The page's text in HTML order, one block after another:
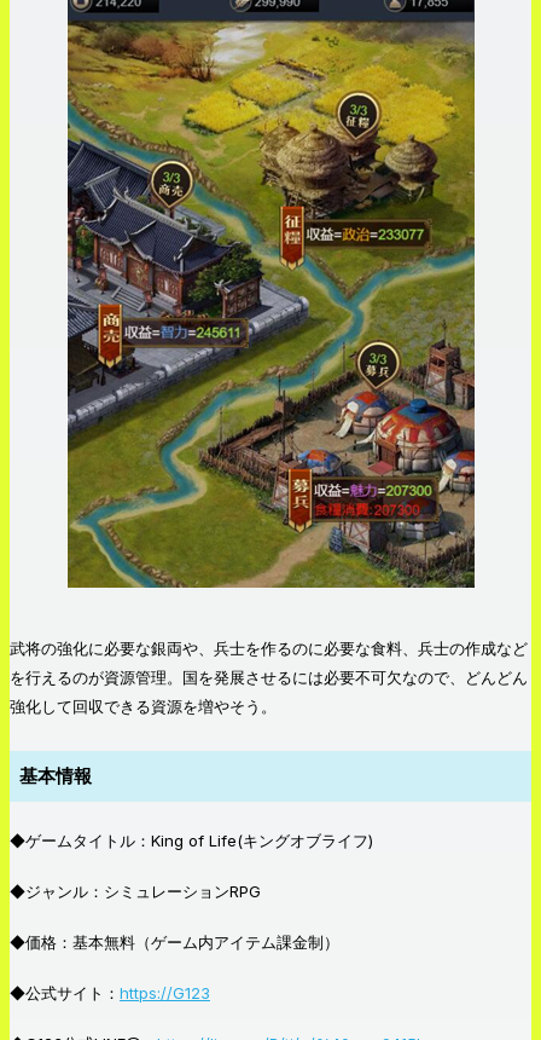
武将の強化に必要な銀両や、兵士を作るのに必要な食料、兵士の作成など
を行えるのが資源管理。国を発展させるには必要不可欠なので、どんどん
強化して回収できる資源を増やそう。
基本情報
◆ゲームタイトル：King of Life(キングオブライフ)
◆ジャンル：シミュレーションRPG
◆価格：基本無料（ゲーム内アイテム課金制）
◆公式サイト： https://G123